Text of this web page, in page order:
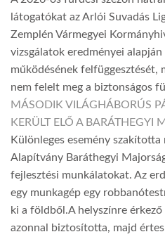
látogatókat az Arlói Suvadás
Zemplén Vármegyei
vizsgálatok eredményei
működésének felfüggesztését,
nem felelt meg a biztonságos
MÁSODIK VILÁGHÁBORÚS
KERÜLT ELŐ A BARÁTHEGYI
Különleges esemény
Alapítvány Baráthegyi
fejlesztési munkálatokat. Az
egy munkagép egy
ki a földből.A helyszínre
azonnal biztosította, majd